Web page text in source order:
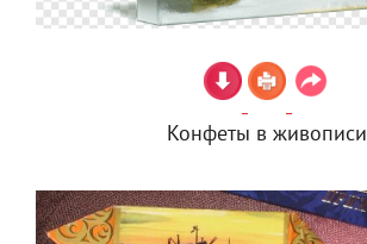
Конфеты в живописи